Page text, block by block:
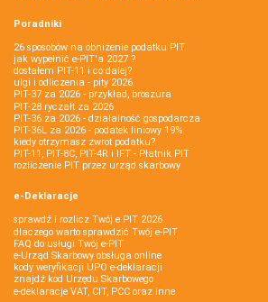
Poradniki
26 sposobów na obniżenie podatku PIT
jak wypełnić e-PIT'a 2027 ?
dostałem PIT-11 i co dalej?
ulgi i odliczenia - pity 2026
PIT-37 za 2026 - przykład, broszura
PIT-28 ryczałt za 2026
PIT-36 za 2026 - działalność gospodarcza
PIT-36L za 2026 - podatek liniowy 19%
kiedy otrzymasz zwrot podatku?
PIT-11, PIT-8C, PIT-4R i IFT - Płatnik PIT
rozliczenie PIT przez urząd skarbowy
e-Deklaracje
sprawdź i rozlicz Twój e PIT 2026
dlaczego warto sprawdzić Twój e-PIT
FAQ do usługi Twój e-PIT
e-Urząd Skarbowy obsługa online
kody weryfikacji UPO e-deklaracji
znajdź kod Urzędu Skarbowego
e-deklaracje VAT, CIT, PCC oraz inne